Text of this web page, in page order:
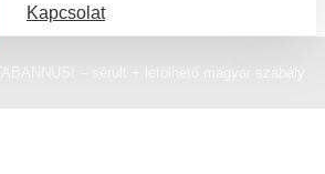
Kapcsolat
TABANNUSI – sérült + letölhető magyar szabály